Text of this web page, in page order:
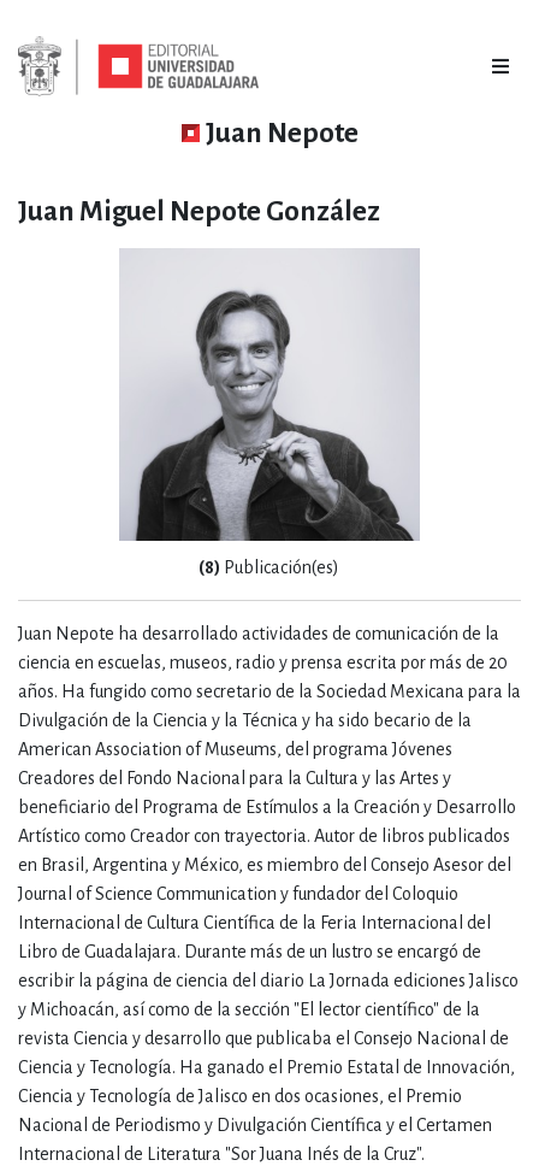
Juan Nepote
Juan Miguel Nepote González
Juan Nepote ha desarrollado actividades de comunicación de la
ciencia en escuelas, museos, radio y prensa escrita por más de 20
años. Ha fungido como secretario de la Sociedad Mexicana para la
Divulgación de la Ciencia y la Técnica y ha sido becario de la
American Association of Museums, del programa Jóvenes
Creadores del Fondo Nacional para la Cultura y las Artes y
beneficiario del Programa de Estímulos a la Creación y Desarrollo
Artístico como Creador con trayectoria. Autor de libros publicados
en Brasil, Argentina y México, es miembro del Consejo Asesor del
Journal of Science Communication y fundador del Coloquio
Internacional de Cultura Científica de la Feria Internacional del
Libro de Guadalajara. Durante más de un lustro se encargó de
escribir la página de ciencia del diario La Jornada ediciones Jalisco
y Michoacán, así como de la sección "El lector científico" de la
revista Ciencia y desarrollo que publicaba el Consejo Nacional de
Ciencia y Tecnología. Ha ganado el Premio Estatal de Innovación,
Ciencia y Tecnología de Jalisco en dos ocasiones, el Premio
Nacional de Periodismo y Divulgación Científica y el Certamen
Internacional de Literatura "Sor Juana Inés de la Cruz".
(8) Publicación(es)